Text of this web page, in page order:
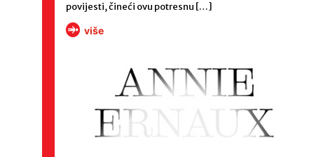
povijesti, čineći ovu potresnu […]
više